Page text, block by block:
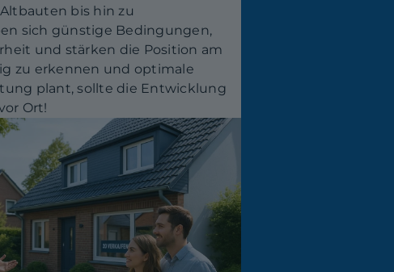
bis hin zu
sich günstige Bedingungen,
und stärken die Position am
zu erkennen und optimale
plant, sollte die Entwicklung
Ort!